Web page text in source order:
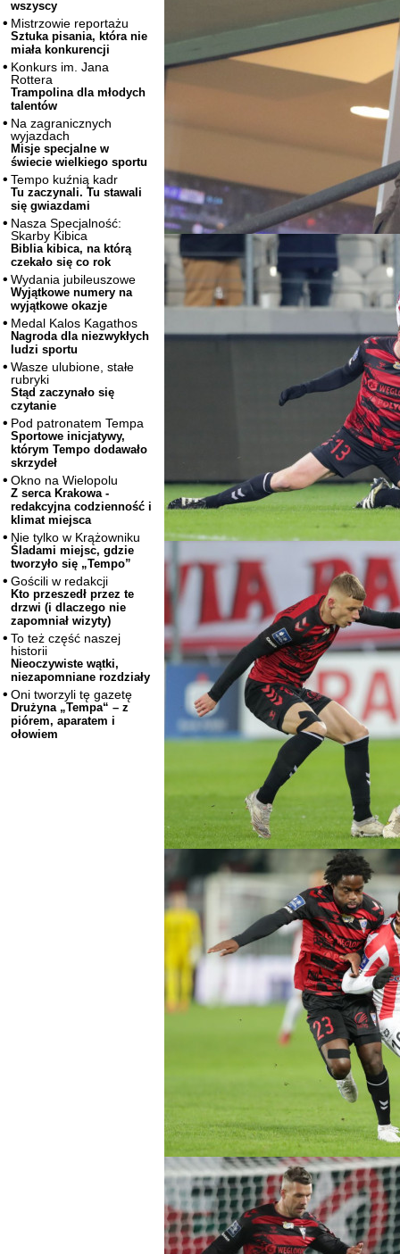
wszyscy
Mistrzowie reportażu
Sztuka pisania, która nie
miała konkurencji
Konkurs im. Jana
Rottera
Trampolina dla młodych
talentów
Na zagranicznych
wyjazdach
Misje specjalne w
świecie wielkiego sportu
Tempo kuźnią kadr
Tu zaczynali. Tu stawali
się gwiazdami
Nasza Specjalność:
Skarby Kibica
Biblia kibica, na którą
czekało się co rok
Wydania jubileuszowe
Wyjątkowe numery na
wyjątkowe okazje
Medal Kalos Kagathos
Nagroda dla niezwykłych
ludzi sportu
Wasze ulubione, stałe
rubryki
Stąd zaczynało się
czytanie
Pod patronatem Tempa
Sportowe inicjatywy,
którym Tempo dodawało
skrzydeł
Okno na Wielopolu
Z serca Krakowa -
redakcyjna codzienność i
klimat miejsca
Nie tylko w Krążowniku
Śladami miejsc, gdzie
tworzyło się „Tempo”
Gościli w redakcji
Kto przeszedł przez te
drzwi (i dlaczego nie
zapomniał wizyty)
To też część naszej
historii
Nieoczywiste wątki,
niezapomniane rozdziały
Oni tworzyli tę gazetę
Drużyna „Tempa“ – z
piórem, aparatem i
ołowiem